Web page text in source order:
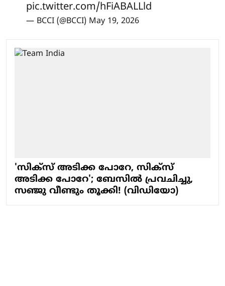
pic.twitter.com/hFiABALLld
— BCCI (@BCCI) May 19, 2026
'സിക്‌സ് അടിക്ക പോറേ, സിക്‌സ്
അടിക്ക പോറേ'; ബേസിൽ പ്രവചിച്ചു,
സഞ്ജു വീണ്ടും തൂക്കി! (വിഡിയോ)